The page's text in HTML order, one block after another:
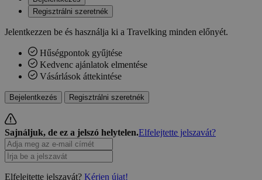
Regisztrálni szeretnék
Jelentkezzen be és használja ki a Travelking minden előnyét.
Hűségpontok gyűjtése
Kedvenc ajánlatok elmentése
Vásárlások áttekintése
Bejelentkezés Regisztrálni szeretnék
Sajnáljuk, de ez a jelszó helytelen.Elfelejtette jelszavát?
Elfelejtette jelszavát? Kérjen újat!